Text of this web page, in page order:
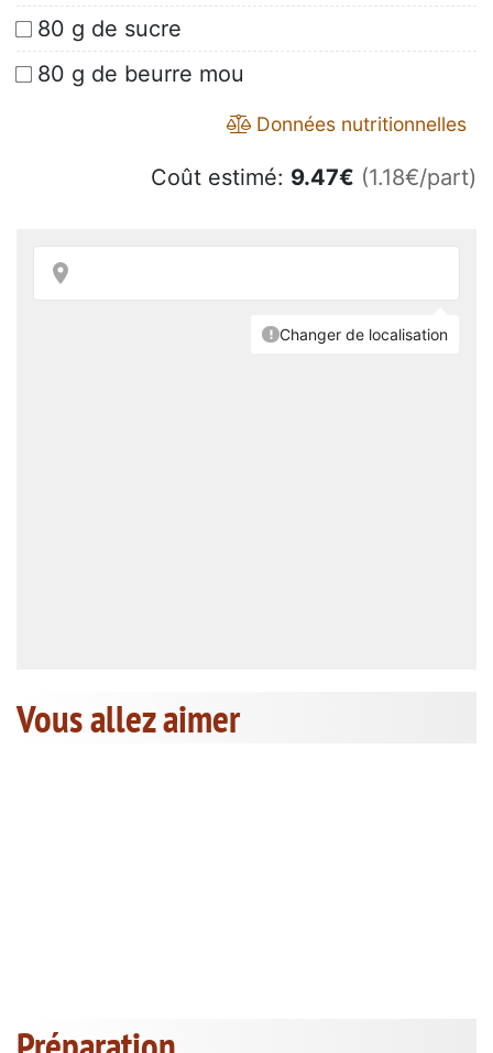
80 g de sucre
80 g de beurre mou
Données nutritionnelles
Coût estimé: 9.47€ (1.18€/part)
Vous allez aimer